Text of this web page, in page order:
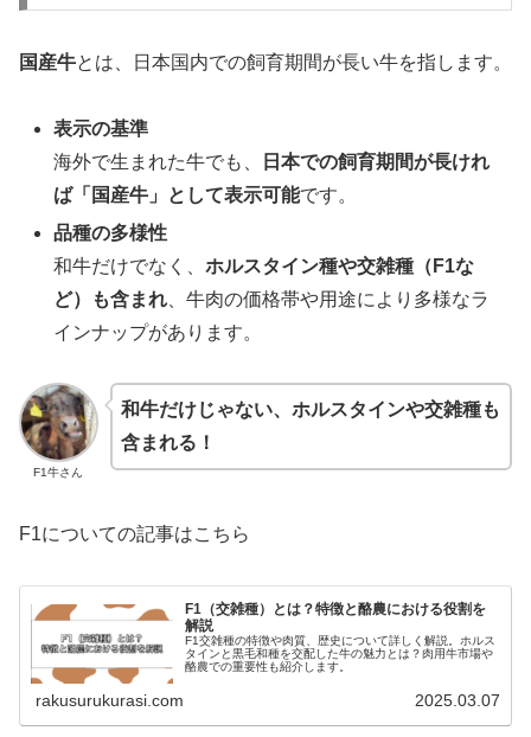
国産牛とは、日本国内での飼育期間が長い牛を指します。
表示の基準
海外で生まれた牛でも、
日本での飼育期間が長けれ
ば「国産牛」として表示可能です。
品種の多様性
和牛だけでなく、ホルスタイン種や交雑種（F1な
ど）も含まれ 、牛肉の価格帯や用途により多様なラ
インナップがあります。
F1牛さん
和牛だけじゃない、ホルスタインや交雑種も
含まれる！
F1についての記事はこちら
F1（交雑種）とは？特徴と酪農における役割を
解説
F1交雑種の特徴や肉質、歴史について詳しく解説。ホルス
タインと黒毛和種を交配した牛の魅力とは？肉用牛市場や
酪農での重要性も紹介します。
rakusurukurasi.com 2025.03.07